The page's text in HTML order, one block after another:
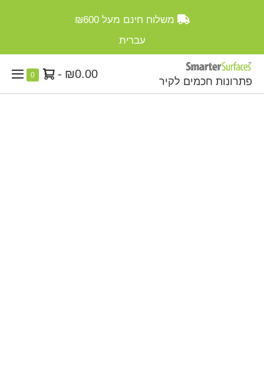
משלוח חינם מעל₪600
עברית
פתרונות חכמים לקיר
סל
קניות
₪0.00
-
0
Items
Cart